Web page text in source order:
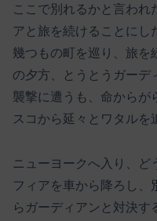
ここで別れるかと言われ
アと旅を続けることにし
幾つもの町を巡り、旅を
の夕方、とうとうガーデ
襲撃に遭うも、命からが
スコから延々とワタルを
ニューヨークへ入り、ど
フィアを車から降ろし、
らガーディアンと対決す